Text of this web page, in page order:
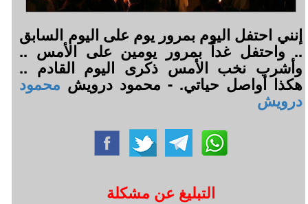
إنني احتفل اليوم بمرور يوم على اليوم السابق
.. واحتفل غداً بمرور يومين على الأمس ..
وأشرب نخب الأمس ذكرى اليوم القادم ..
هكذا أواصل حياتي. - محمود درويش محمود
درويش
التبليغ عن مشكلة